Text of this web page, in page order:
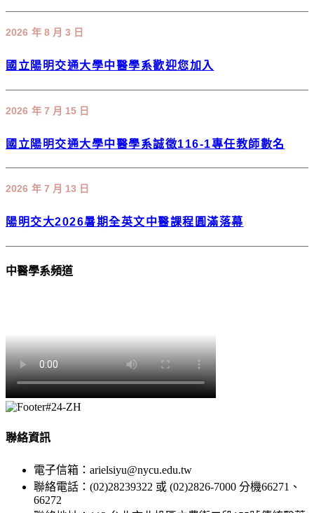
2026 年 8 月 3 日
國立陽明交通大學中醫學系歡迎您加入
2026 年 7 月 15 日
國立陽明交通大學中醫學系誠徵116-1專任教師數名
2026 年 7 月 13 日
陽明交大2026暑期全英文中醫課程圓滿落幕
中醫學系頻道
聯絡資訊
電子信箱：arielsiyu@nycu.edu.tw
聯絡電話：(02)28239322 或 (02)2826-7000 分機66271、
66272